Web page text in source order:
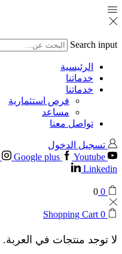
Search input
الرئيسية
خدماتنا
خدماتنا
فرص استثمارية
مساعد
تواصل معنا
تسجيل الدخول
Google plus
Youtube
Linkedin
0
0
0
Shopping Cart
لا توجد منتجات في العربة.